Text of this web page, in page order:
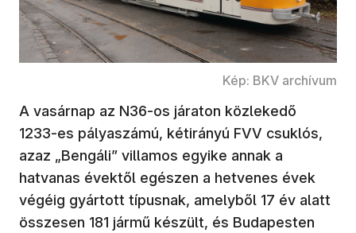
Kép: BKV archívum
A vasárnap az N36-os járaton közlekedő
1233-es pályaszámú, kétirányú FVV csuklós,
azaz „Bengáli” villamos egyike annak a
hatvanas évektől egészen a hetvenes évek
végéig gyártott típusnak, amelyből 17 év alatt
összesen 181 jármű készült, és Budapesten